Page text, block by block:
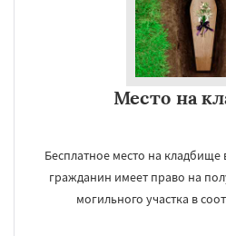
Место на
Бесплатное место на
гражданин имеет право на
могильного участка в